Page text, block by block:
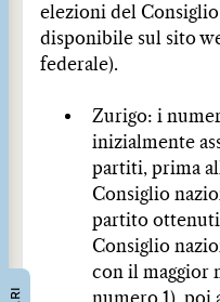
elezioni del
disponibile sul sito
federale).
Zurigo: i
inizialmente
partiti, prima
Consiglio
partito
Consiglio
con il maggior